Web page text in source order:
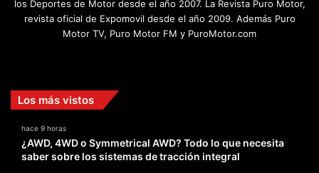
los Deportes de Motor desde el año 2007. La Revista Puro Motor,
revista oficial de Expomovil desde el año 2009. Además Puro
Motor TV, Puro Motor FM y PuroMotor.com
Los más vistos
hace 9 horas
¿AWD, 4WD o Symmetrical AWD? Todo lo que necesita
saber sobre los sistemas de tracción integral